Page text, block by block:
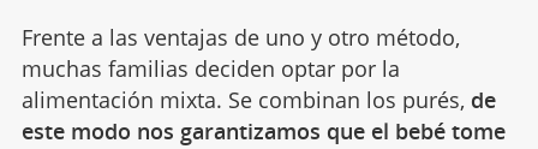
Frente a las ventajas de uno y otro método,
muchas familias deciden optar por la
alimentación mixta. Se combinan los purés, de
este modo nos garantizamos que el bebé tome